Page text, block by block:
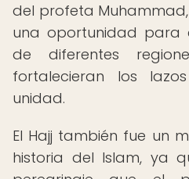
del profeta Muhammad,
una oportunidad para
de diferentes
fortalecieran los
unidad.
El Hajj también fue un
historia del Islam, ya